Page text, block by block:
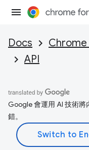
Docs Chrome
API
Google 會運用 AI 技術將
錯。